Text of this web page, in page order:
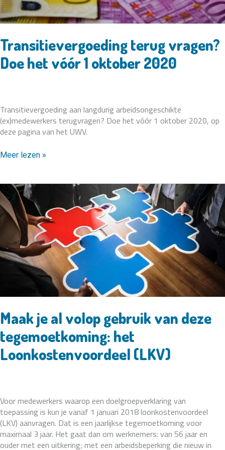
Transitievergoeding terug vragen?
Doe het vóór 1 oktober 2020
Transitievergoeding aan langdurig arbeidsongeschikte
(ex)medewerkers terugvragen? Doe het vóór 1 oktober 2020, op
deze pagina van het UWV.
Transitievergoeding
Doe
het
vóór
oktober
2020
Meer lezen »
Maak je al volop gebruik van deze
tegemoetkoming: het
Loonkostenvoordeel (LKV)
Voor medewerkers waarop een doelgroepverklaring van
toepassing is kun je vanaf 1 januari 2018 loonkostenvoordeel
(LKV) aanvragen. Dat is een jaarlijkse tegemoetkoming voor
maximaal 3 jaar. Het gaat dan om werknemers: van 56 jaar en
ouder met een uitkering; met een arbeidsbeperking die nieuw in